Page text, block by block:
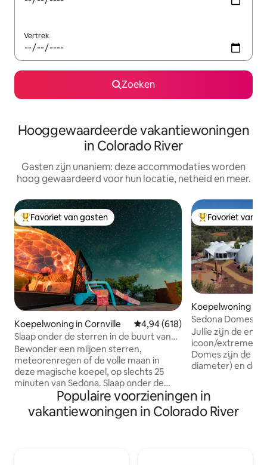
Vertrek
Zoeken
Hooggewaardeerde vakantiewoningen
in Colorado River
Gasten zijn unaniem: deze accommodaties worden
hoog gewaardeerd voor hun locatie, netheid en meer.
Topfavoriet van gasten
Favoriet van gasten
Koepelwoning in Cornville Gemiddelde beoordeling van
4,94 (618)
Slaap onder de sterren in de buurt van
Sedona!
Bewonder een miljoen sterren,
meteorenregen of de volle maan in
deze magische koepel, op slechts 25
minuten van Sedona. Slaap onder de
sterren op een comfortabel bed in de
koepel of in de nabijgelegen
'tuinschuur'. Ontspan op de patio's
Topfavoriet van
Favoriet van
Koepelwoning in
Sedona Domes
Extreme Home -
Jullie zijn de
icoon/extreme
Domes zijn de
diameter) en de
Loop in de ring
het Labyrint, kijk
ondergaat.
Populaire voorzieningen in
vakantiewoningen in Colorado River